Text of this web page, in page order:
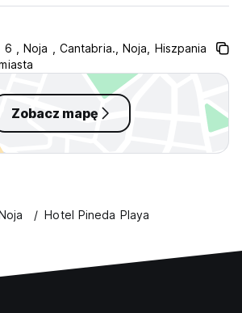
6 , Noja , Cantabria., Noja, Hiszpania
Zobacz mapę
Hotel Pineda Playa